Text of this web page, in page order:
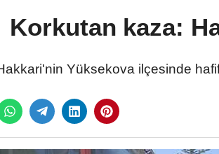
Korkutan kaza:
Yüksekova ilçesinde